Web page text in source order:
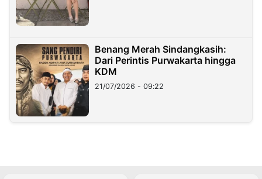
Benang Merah Sindangkasih:
Dari Perintis Purwakarta hingga
KDM
21/07/2026 - 09:22